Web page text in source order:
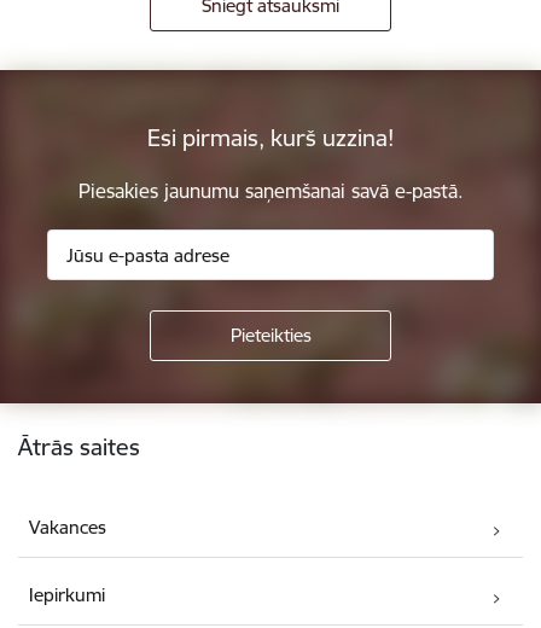
Sniegt atsauksmi
Esi pirmais, kurš uzzina!
Piesakies jaunumu saņemšanai savā e-pastā.
Kājene
Ātrās saites
Vakances
Iepirkumi